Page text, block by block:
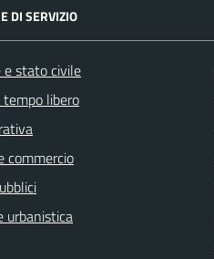
DI SERVIZIO
e stato civile
libero
commercio
urbanistica